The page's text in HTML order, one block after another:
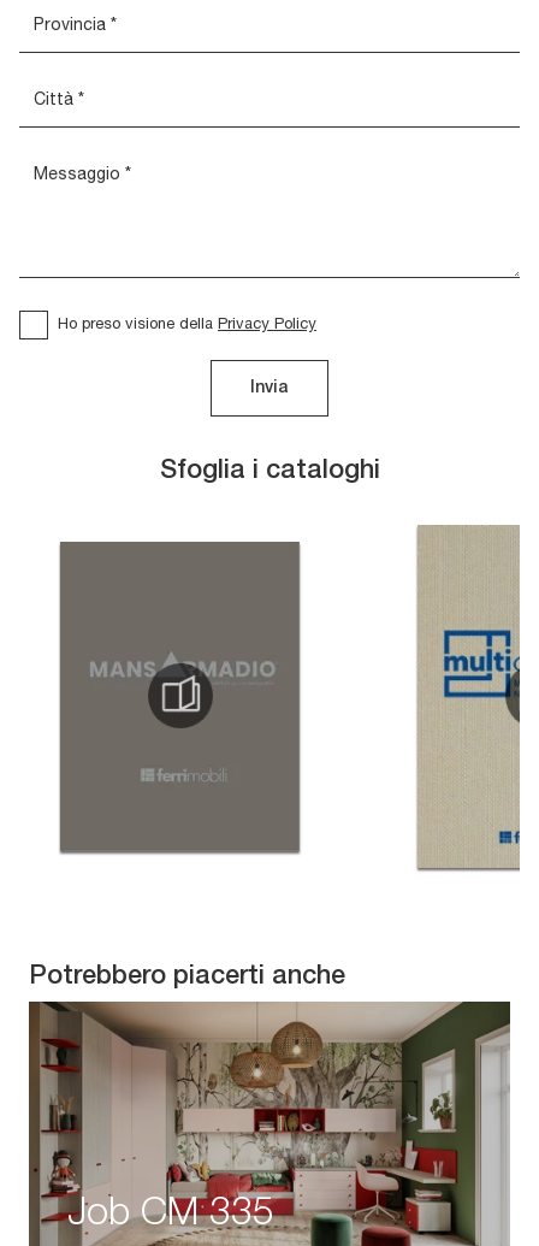
Sfoglia i cataloghi
Ho preso visione della Privacy Policy
Invia
Potrebbero piacerti anche
Job CM 335